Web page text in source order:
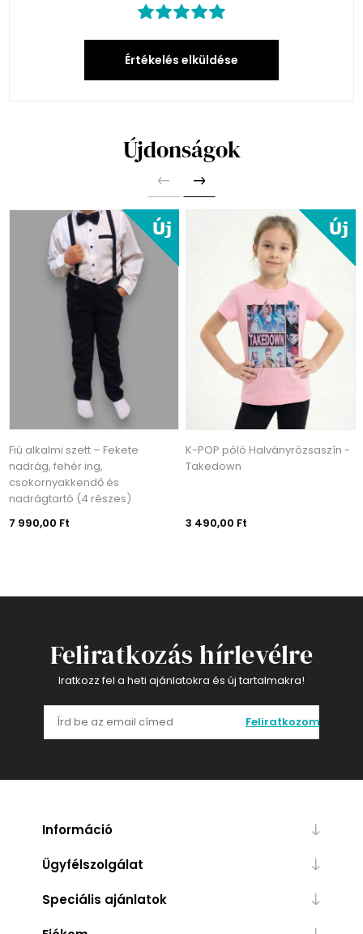
Értékelés elküldése
Újdonságok
Fiú alkalmi szett – Fekete
nadrág, fehér ing,
csokornyakkendő és
nadrágtartó (4 részes)
7 990,00 Ft
K-POP póló Halványrózsaszín -
Takedown
3 490,00 Ft
Feliratkozás hírlevélre
Iratkozz fel a heti ajánlatokra és új tartalmakra!
Feliratkozom
Információ
Ügyfélszolgálat
Speciális ajánlatok